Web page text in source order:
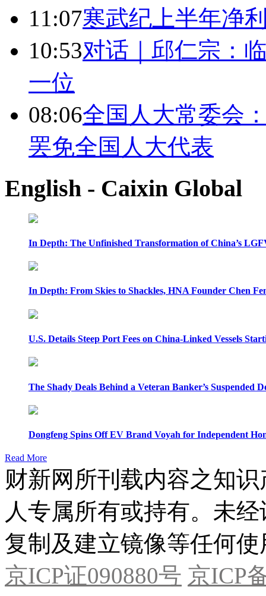
11:07寒武纪上半年净
10:53对话｜邱仁宗：
一位
08:06全国人大常委会
罢免全国人大代表
English - Caixin Global
In Depth: The Unfinished Transformation of China’s
In Depth: From Skies to Shackles, HNA Founder Chen
U.S. Details Steep Port Fees on China-Linked Vessels
The Shady Deals Behind a Veteran Banker’s Suspended
Dongfeng Spins Off EV Brand Voyah for Independent
Read More
财新网所刊载内容之知
人专属所有或持有。未
复制及建立镜像等任何使
京ICP证090880号 京ICP